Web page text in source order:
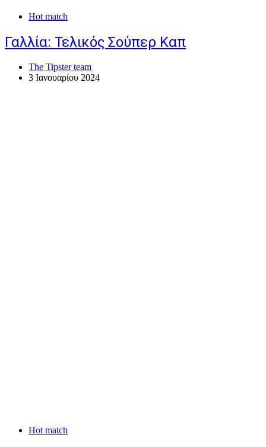
Hot match
Γαλλία: Τελικός Σούπερ Καπ
The Tipster team
3 Ιανουαρίου 2024
Hot match